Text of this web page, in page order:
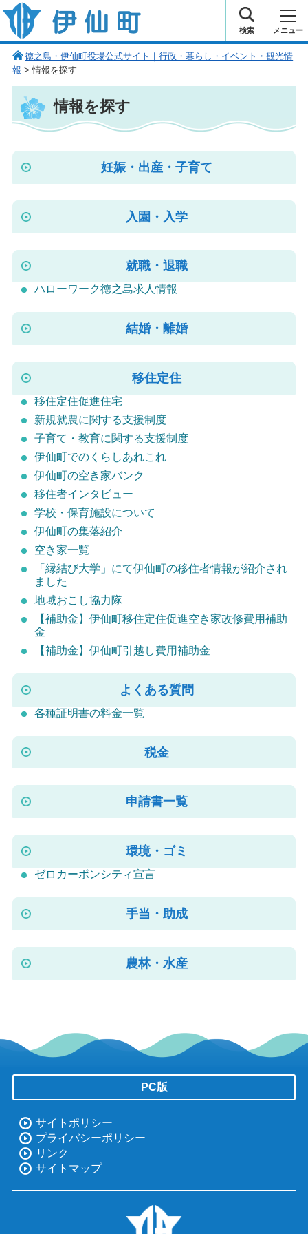
伊仙町 健康・長寿と子宝の町
検索 メニュー
徳之島・伊仙町役場公式サイト｜行政・暮らし・イベント・観光情
報 > 情報を探す
情報を探す
妊娠・出産・子育て
入園・入学
就職・退職
ハローワーク徳之島求人情報
結婚・離婚
移住定住
移住定住促進住宅
新規就農に関する支援制度
子育て・教育に関する支援制度
伊仙町でのくらしあれこれ
伊仙町の空き家バンク
移住者インタビュー
学校・保育施設について
伊仙町の集落紹介
空き家一覧
「縁結び大学」にて伊仙町の移住者情報が紹介され
ました
地域おこし協力隊
【補助金】伊仙町移住定住促進空き家改修費用補助
金
【補助金】伊仙町引越し費用補助金
よくある質問
各種証明書の料金一覧
税金
申請書一覧
環境・ゴミ
ゼロカーボンシティ宣言
手当・助成
農林・水産
PC版
サイトポリシー
プライバシーポリシー
リンク
サイトマップ